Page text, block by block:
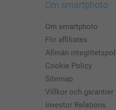
Om smartphoto
Om smartphoto
För affiliates
Allmän
Cookie Policy
Sitemap
Villkor och garantier
Investor Relations